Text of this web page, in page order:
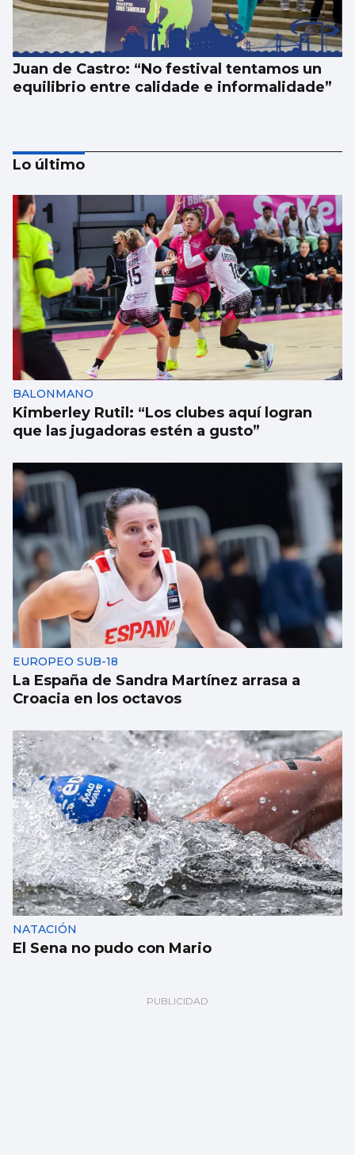
Juan de Castro: “No festival tentamos un
equilibrio entre calidade e informalidade”
SANIDAD
Pacientes de Vigo participan en un estudio
sobre hemodiálisis
Lo último
BALONMANO
Kimberley Rutil: “Los clubes aquí logran
que las jugadoras estén a gusto”
EUROPEO SUB-18
La España de Sandra Martínez arrasa a
Croacia en los octavos
NATACIÓN
El Sena no pudo con Mario